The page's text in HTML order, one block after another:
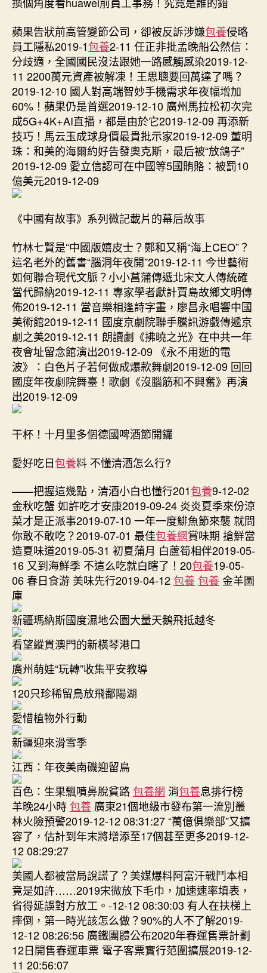
蘋果告狀前高管變節公司，卻被反訴涉嫌包養侵略
員工隱私2019-1包養2-11 任正非批孟晚船公然信：
分歧適，全國國民沒法跟她一路感觸感染2019-12-
11 2200萬元資產被解凍！王思聰要回萬達了嗎？
2019-12-10 國人對高端智妙手機需求年夜幅增加
60%！蘋果仍是首選2019-12-10 廣州馬拉松初次完
成5G+4K+AI直播，都是由於它2019-12-09 再添新
技巧！馬云玉成球身價最貴批示家2019-12-09 董明
珠：和美的海爾約好告發奧克斯，最后被“放鴿子”
2019-12-09 愛立信認可在中國等5國賄賂：被罰10
億美元2019-12-09
《中國有故事》系列微記載片的幕后故事
竹林七賢是“中國版嬉皮士？鄭和又稱“海上CEO”？
這名老外的舊書“腦洞年夜開”2019-12-11 今世藝術
如何聯合現代文脈？小小菖蒲傳遞北宋文人傳統確
當代歸納2019-12-11 專家學者獻計賈島故鄉文明傳
佈2019-12-11 當音樂相逢詩字畫，廖昌永唱響中國
美術館2019-12-11 國度京劇院聯手騰訊游戲傳遞京
劇之美2019-12-11 朗讀劇《拂曉之光》在中共一年
夜會址留念館演出2019-12-09 《永不用逝的電
波》：白色片子若何做成爆款舞劇2019-12-09 回回
國度年夜劇院舞臺！歌劇《沒腦筋和不興奮》再演
出2019-12-09
干杯！十月里多個德國啤酒節開鑼
愛好吃日包養料 不懂清酒怎么行?
——把握這幾點，清酒小白也懂行201包養9-12-02
金秋吃蟹 如許吃才安康2019-09-24 炎炎夏季來份涼
菜才是正派事2019-07-10 一年一度鯡魚節來襲 就問
你敢不敢吃？2019-07-01 最佳包養網賞味期 搶鮮當
造夏味道2019-05-31 初夏蒲月 白蘆筍相伴2019-05-
16 又到海鮮季 不這么吃就白瞎了！20包養19-05-
06 春日食游 美味先行2019-04-12包養包養金羊圖
庫
新疆瑪納斯國度濕地公園大量天鵝飛抵越冬
看望縱貫澳門的新橫琴港口
廣州萌娃“玩轉”收集平安教導
120只珍稀留鳥放飛鄱陽湖
愛惜植物外行動
新疆迎來滑雪季
江西：年夜美南磯迎留鳥
百色：生果飄噴鼻脫貧路包養網 消包養息排行榜
羊晚24小時包養 廣東21個地級市發布第一流別叢
林火險預警2019-12-12 08:31:27 “萬億俱樂部”又擴
容了，估計到年末將增添至17個甚至更多2019-12-
12 08:29:27
美國人都被當局說謊了？美媒爆料阿富汗戰鬥本相
竟是如許……2019宋微放下毛巾，加速速率填表，
省得延誤對方放工。-12-12 08:30:03 有人在扶梯上
摔倒，第一時光該怎么做？90%的人不了解2019-
12-12 08:26:56 廣鐵團體公布2020年春運售票計劃
12日開售春運車票 電子客票實行范圍擴展2019-12-
11 20:56:07